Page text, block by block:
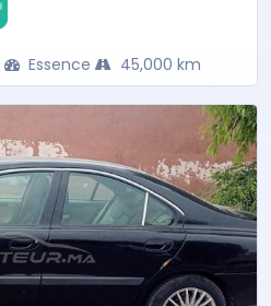
Essence 45,000 km